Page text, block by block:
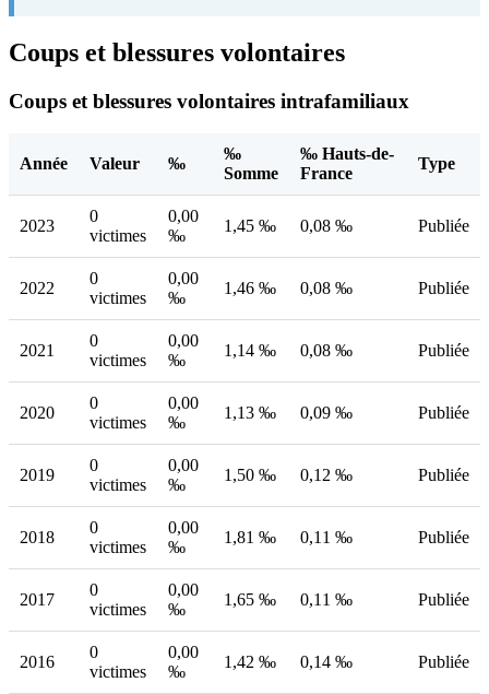
Coups et blessures volontaires
Coups et blessures volontaires intrafamiliaux
Année Valeur ‰
‰
Somme
‰ Hauts-de-
France
Type
2023
0
victimes
0,00
‰
1,45 ‰ 0,08 ‰ Publiée
2022
0
victimes
0,00
‰
1,46 ‰ 0,08 ‰ Publiée
2021
0
victimes
0,00
‰
1,14 ‰ 0,08 ‰ Publiée
2020
0
victimes
0,00
‰
1,13 ‰ 0,09 ‰ Publiée
2019
0
victimes
0,00
‰
1,50 ‰ 0,12 ‰ Publiée
2018
0
victimes
0,00
‰
1,81 ‰ 0,11 ‰ Publiée
2017
0
victimes
0,00
‰
1,65 ‰ 0,11 ‰ Publiée
2016
0
victimes
0,00
‰
1,42 ‰ 0,14 ‰ Publiée